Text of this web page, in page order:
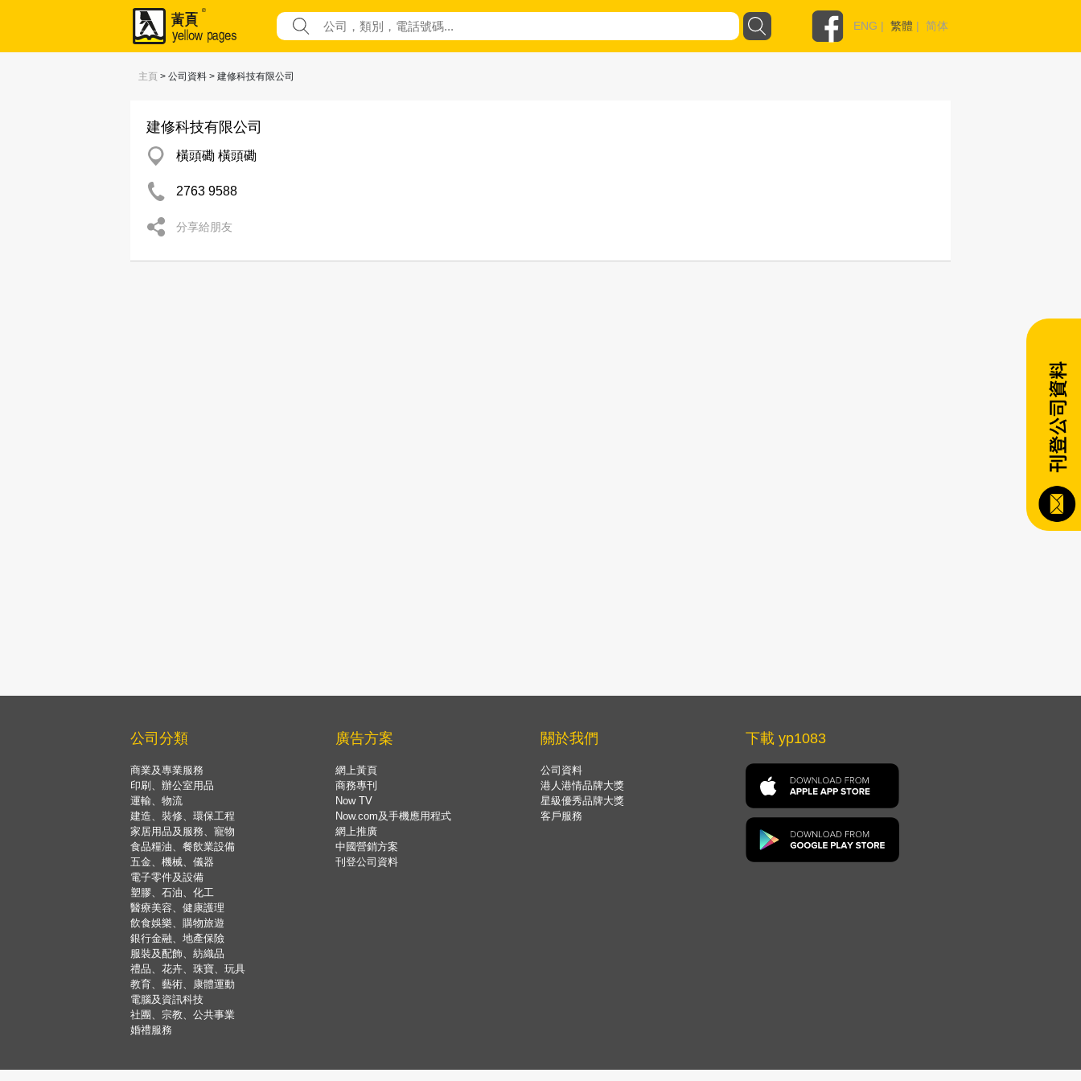
ENG | 繁體 | 简体
主頁 > 公司資料 > 建修科技有限公司
建修科技有限公司
橫頭磡 橫頭磡
2763 9588
分享給朋友
公司分類
商業及專業服務
印刷、辦公室用品
運輸、物流
建造、裝修、環保工程
家居用品及服務、寵物
食品糧油、餐飲業設備
五金、機械、儀器
電子零件及設備
塑膠、石油、化工
醫療美容、健康護理
飲食娛樂、購物旅遊
銀行金融、地產保險
服裝及配飾、紡織品
禮品、花卉、珠寶、玩具
教育、藝術、康體運動
電腦及資訊科技
社團、宗教、公共事業
婚禮服務
廣告方案
網上黃頁
商務專刊
Now TV
Now.com及手機應用程式
網上推廣
中國營銷方案
刊登公司資料
關於我們
公司資料
港人港情品牌大獎
星級優秀品牌大獎
客戶服務
下載 yp1083